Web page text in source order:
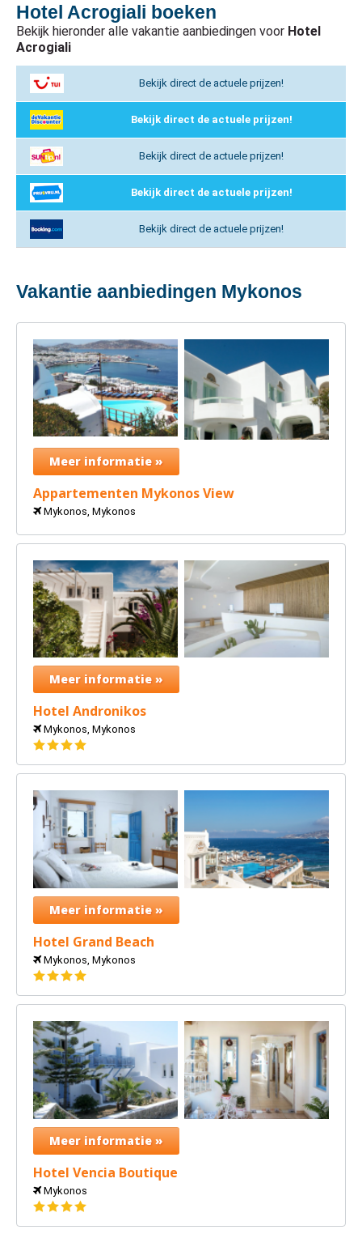
Hotel Acrogiali boeken
Bekijk hieronder alle vakantie aanbiedingen voor Hotel
Acrogiali
Bekijk direct de actuele prijzen!
Bekijk direct de actuele prijzen!
Bekijk direct de actuele prijzen!
Bekijk direct de actuele prijzen!
Bekijk direct de actuele prijzen!
Vakantie aanbiedingen Mykonos
Meer informatie »
Appartementen Mykonos View
Mykonos, Mykonos
sterren
Meer informatie »
Hotel Andronikos
Mykonos, Mykonos
4
Meer informatie »
Hotel Grand Beach
Mykonos, Mykonos
4
Meer informatie »
Hotel Vencia Boutique
Mykonos
4